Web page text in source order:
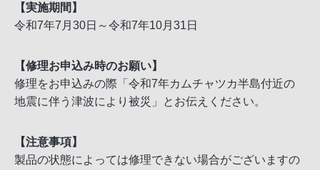
【実施期間】
令和7年7月30日～令和7年10月31日
【修理お申込み時のお願い】
修理をお申込みの際「令和7年カムチャツカ半島付近の
地震に伴う津波により被災」とお伝えください。
【注意事項】
製品の状態によっては修理できない場合がございますの